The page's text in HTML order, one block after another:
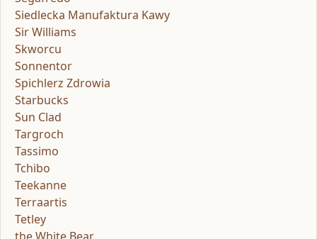
Siedlecka Manufaktura Kawy
Sir Williams
Skworcu
Sonnentor
Spichlerz Zdrowia
Starbucks
Sun Clad
Targroch
Tassimo
Tchibo
Teekanne
Terraartis
Tetley